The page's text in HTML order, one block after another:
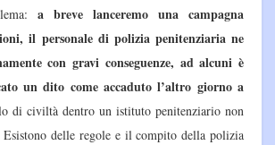
a breve lanceremo una campagna
il personale di polizia penitenziaria ne
con gravi conseguenze, ad alcuni è
un dito come accaduto l’altro giorno a
di civiltà dentro un istituto penitenziario non
Esistono delle regole e il compito della polizia